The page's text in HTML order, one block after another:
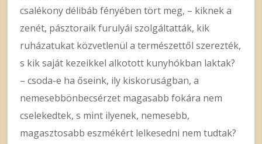
csalékony délibáb fényében tört meg, – kiknek a
zenét, pásztoraik furulyái szolgáltatták, kik
ruházatukat közvetlenül a természettől szerezték,
s kik saját kezeikkel alkotott kunyhókban laktak?
– csoda-e ha őseink, ily kiskoruságban, a
nemesebbönbecsérzet magasabb fokára nem
cselekedtek, s mint ilyenek, nemesebb,
magasztosabb eszmékért lelkesedni nem tudtak?